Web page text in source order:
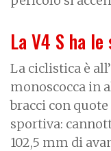
La V4 S ha
La ciclistica è
monoscocca in
bracci con
sportiva:
102,5 mm di